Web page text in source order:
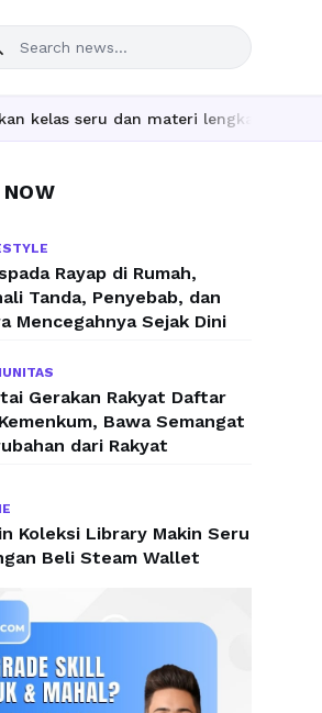
dan materi lengkap hanya di
NOW
Rayap di Rumah,
Tanda, Penyebab, dan
Mencegahnya Sejak Dini
Gerakan Rakyat Daftar
Bawa Semangat
dari Rakyat
Koleksi Library Makin Seru
Beli Steam Wallet